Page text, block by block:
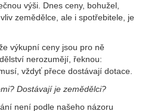
výši. Dnes ceny, bohužel,
zemědělce, ale i spotřebitele, je
výkupní ceny jsou pro ně
nerozumějí, řeknou:
vždyť přece dostávají dotace.
Dostávají je zemědělci?
není podle našeho názoru